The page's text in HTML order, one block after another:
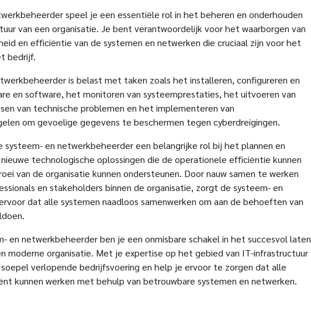
speel je een essentiële rol in het beheren en onderhouden
van een organisatie. Je bent verantwoordelijk voor het waarborgen van
en efficiëntie van de systemen en netwerken die cruciaal zijn voor het
bedrijf.
is belast met taken zoals het installeren, configureren en
en software, het monitoren van systeemprestaties, het uitvoeren van
van technische problemen en het implementeren van
om gevoelige gegevens te beschermen tegen cyberdreigingen.
systeem- en netwerkbeheerder een belangrijke rol bij het plannen en
technologische oplossingen die de operationele efficiëntie kunnen
van de organisatie kunnen ondersteunen. Door nauw samen te werken
en stakeholders binnen de organisatie, zorgt de systeem- en
dat alle systemen naadloos samenwerken om aan de behoeften van
en netwerkbeheerder ben je een onmisbare schakel in het succesvol laten
moderne organisatie. Met je expertise op het gebied van IT-infrastructuur
verlopende bedrijfsvoering en help je ervoor te zorgen dat alle
kunnen werken met behulp van betrouwbare systemen en netwerken.